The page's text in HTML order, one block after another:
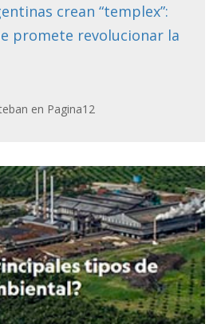
crean “templex”:
promete revolucionar la
en Pagina12